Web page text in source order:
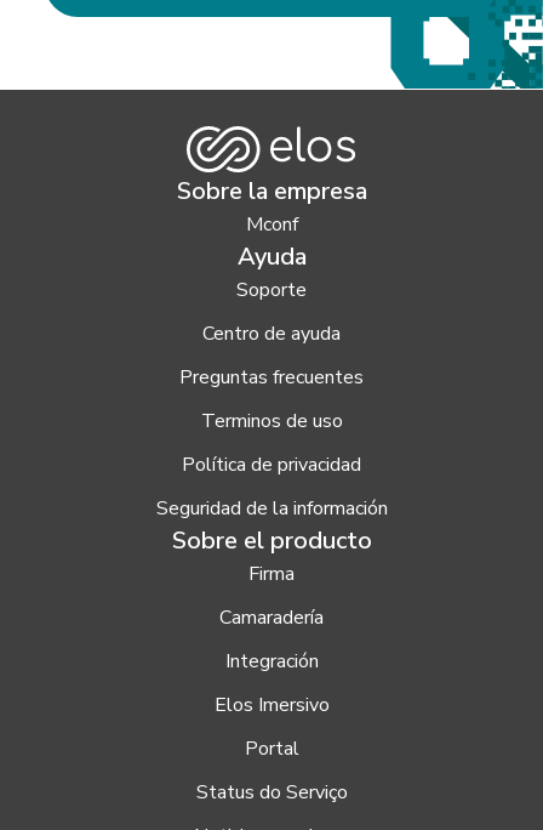
Sobre la empresa
Mconf
Ayuda
Soporte
Centro de ayuda
Preguntas frecuentes
Terminos de uso
Política de privacidad
Seguridad de la información
Sobre el producto
Firma
Camaradería
Integración
Elos Imersivo
Portal
Status do Serviço